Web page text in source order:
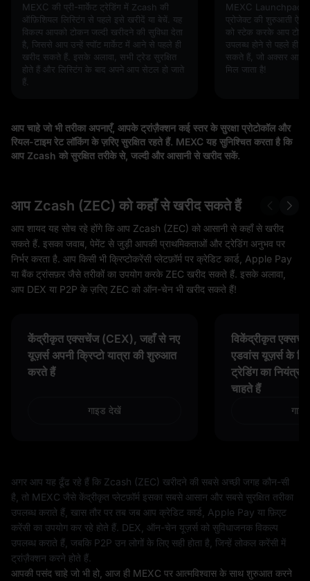
MEXC की प्री-मार्केट ट्रेडिंग में Zcash की
ऑफ़िशियल लिस्टिंग से पहले इसे खरीदें या बेचें. यह
विकल्प आपको टोकन जल्दी खरीदने की सुविधा देता
है, जिससे आप उन्हें स्पॉट मार्केट में आने से पहले ही
खरीद सकते हैं. इसके अलावा, सभी ट्रेड सुरक्षित
होते हैं और लिस्टिंग के बाद अपने आप सेटल हो जाते
हैं.
MEXC Launchpad के
प्रोजेक्ट की शुरुआती
को स्टेक करके आप
उपलब्ध होने से पहले ही
सकते हैं, जो अक्सर
मिल जाता है!
आप चाहे जो भी तरीका अपनाएँ, आपके ट्रांज़ैक्शन कई स्तर के सुरक्षा प्रोटोकॉल और
रियल-टाइम रेट लॉकिंग के ज़रिए सुरक्षित रहते हैं. MEXC यह सुनिश्चित करता है कि
आप Zcash को सुरक्षित तरीके से, जल्दी और आसानी से खरीद सकें.
आप Zcash (ZEC) को कहाँ से खरीद सकते हैं
आप शायद यह सोच रहे होंगे कि आप Zcash (ZEC) को आसानी से कहाँ से खरीद
सकते हैं. इसका जवाब, पेमेंट से जुड़ी आपकी प्राथमिकताओं और ट्रेडिंग अनुभव पर
निर्भर करता है. आप किसी भी क्रिप्टोकरेंसी प्लेटफ़ॉर्म पर क्रेडिट कार्ड, Apple Pay
या बैंक ट्रांसफ़र जैसे तरीकों का उपयोग करके ZEC खरीद सकते हैं. इसके अलावा,
आप DEX या P2P के ज़रिए ZEC को ऑन-चेन भी खरीद सकते हैं!
केंद्रीकृत एक्सचेंज (CEX), जहाँ से नए
यूज़र्स अपनी क्रिप्टो यात्रा की शुरुआत
करते हैं
गाइड देखें
विकेंद्रीकृत
एडवांस यूज़र्स के
ट्रेडिंग का
चाहते हैं
अगर आप यह ढूँढ रहे हैं कि Zcash (ZEC) खरीदने की सबसे अच्छी जगह कौन-सी
है, तो MEXC जैसे केंद्रीकृत प्लेटफ़ॉर्म इसका सबसे आसान और सबसे सुरक्षित तरीका
उपलब्ध कराते हैं, खास तौर पर तब जब आप क्रेडिट कार्ड, Apple Pay या फ़िएट
करेंसी का उपयोग कर रहे होते हैं. DEX, ऑन-चेन यूज़र्स को सुविधाजनक विकल्प
उपलब्ध कराते हैं, जबकि P2P उन लोगों के लिए सही होता है, जिन्हें लोकल करेंसी में
ट्रांज़ैक्शन करने होते हैं.
आपकी पसंद चाहे जो भी हो, आज ही MEXC पर आत्मविश्वास के साथ शुरुआत करने